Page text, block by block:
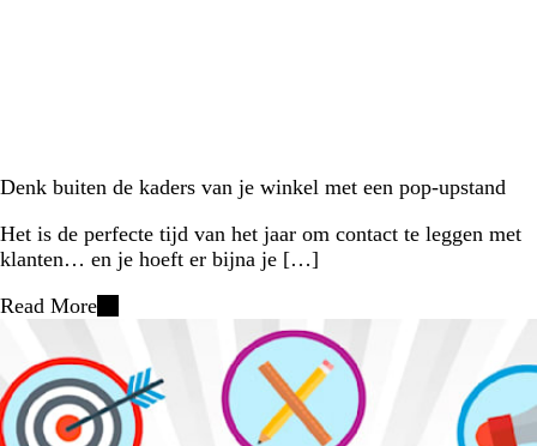
Denk buiten de kaders van je winkel met een pop-upstand
Het is de perfecte tijd van het jaar om contact te leggen met
klanten… en je hoeft er bijna je […]
Read More